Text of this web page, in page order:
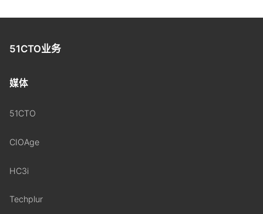
51CTO业务
媒体
51CTO
CIOAge
HC3i
Techplur